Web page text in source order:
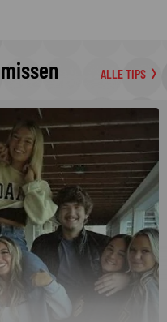
ALLE TIPS